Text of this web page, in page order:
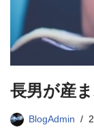
長男が産
BlogAdmin